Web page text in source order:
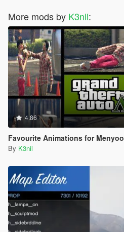
More mods by K3nil:
4.86
Favourite Animations for Menyoo
By K3nil